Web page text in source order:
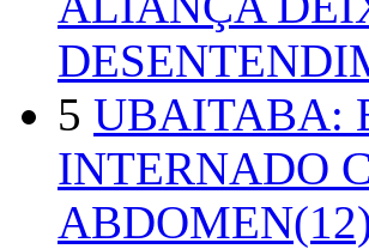
5 UBAITABA:
INTERNADO